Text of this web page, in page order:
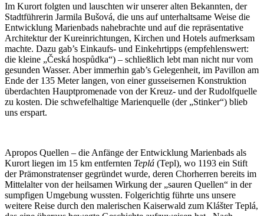
Im Kurort folgten und lauschten wir unserer alten Bekannten, der
Stadtführerin Jarmila Bušová, die uns auf unterhaltsame Weise die
Entwicklung Marienbads nahebrachte und auf die repräsentative
Architektur der Kureinrichtungen, Kirchen und Hotels aufmerksam
machte. Dazu gab’s Einkaufs- und Einkehrtipps (empfehlenswert:
die kleine „Česká hospůdka“) – schließlich lebt man nicht nur vom
gesunden Wasser. Aber immerhin gab’s Gelegenheit, im Pavillon am
Ende der 135 Meter langen, von einer gusseisernen Konstruktion
überdachten Hauptpromenade von der Kreuz- und der Rudolfquelle
zu kosten. Die schwefelhaltige Marienquelle (der „Stinker“) blieb
uns erspart.
Apropos Quellen – die Anfänge der Entwicklung Marienbads als
Kurort liegen im 15 km entfernten Teplá (Tepl), wo 1193 ein Stift
der Prämonstratenser gegründet wurde, deren Chorherren bereits im
Mittelalter von der heilsamen Wirkung der „sauren Quellen“ in der
sumpfigen Umgebung wussten. Folgerichtig führte uns unsere
weitere Reise durch den malerischen Kaiserwald zum Klášter Teplá,